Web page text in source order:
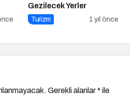
Gezilecek Yerler
Turizm 1 yıl önce
Gerekli alanlar* ile